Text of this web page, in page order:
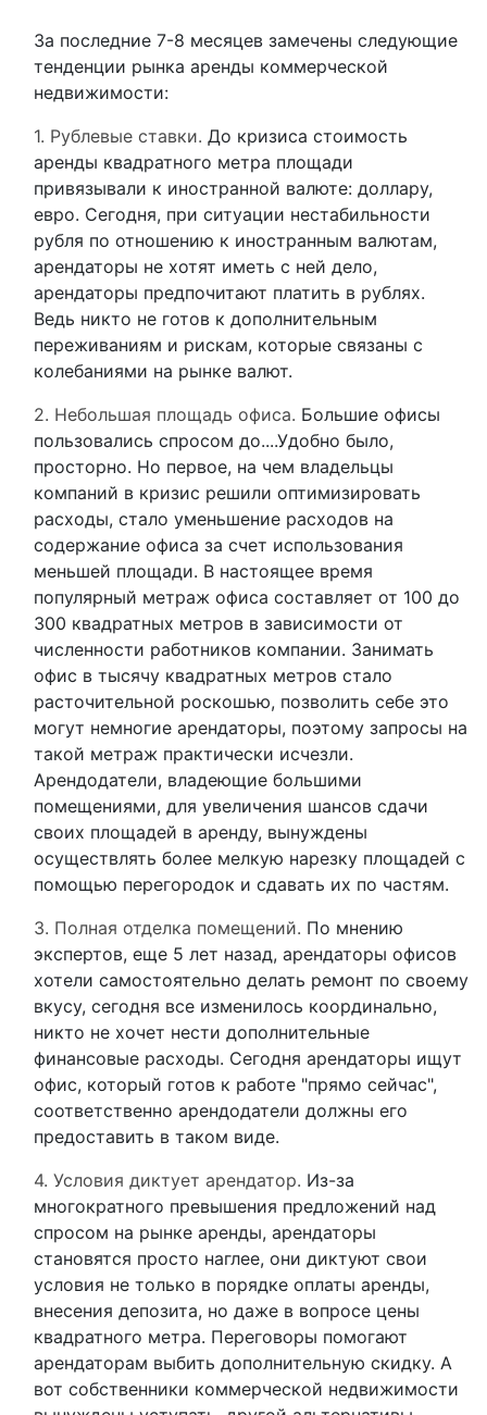
За последние 7-8 месяцев замечены следующие
тенденции рынка аренды коммерческой
недвижимости:
1. Рублевые ставки. До кризиса стоимость
аренды квадратного метра площади
привязывали к иностранной валюте: доллару,
евро. Сегодня, при ситуации нестабильности
рубля по отношению к иностранным валютам,
арендаторы не хотят иметь с ней дело,
арендаторы предпочитают платить в рублях.
Ведь никто не готов к дополнительным
переживаниям и рискам, которые связаны с
колебаниями на рынке валют.
2. Небольшая площадь офиса. Большие офисы
пользовались спросом до....Удобно было,
просторно. Но первое, на чем владельцы
компаний в кризис решили оптимизировать
расходы, стало уменьшение расходов на
содержание офиса за счет использования
меньшей площади. В настоящее время
популярный метраж офиса составляет от 100 до
300 квадратных метров в зависимости от
численности работников компании. Занимать
офис в тысячу квадратных метров стало
расточительной роскошью, позволить себе это
могут немногие арендаторы, поэтому запросы на
такой метраж практически исчезли.
Арендодатели, владеющие большими
помещениями, для увеличения шансов сдачи
своих площадей в аренду, вынуждены
осуществлять более мелкую нарезку площадей с
помощью перегородок и сдавать их по частям.
3. Полная отделка помещений. По мнению
экспертов, еще 5 лет назад, арендаторы офисов
хотели самостоятельно делать ремонт по своему
вкусу, сегодня все изменилось координально,
никто не хочет нести дополнительные
финансовые расходы. Сегодня арендаторы ищут
офис, который готов к работе "прямо сейчас",
соответственно арендодатели должны его
предоставить в таком виде.
4. Условия диктует арендатор. Из-за
многократного превышения предложений над
спросом на рынке аренды, арендаторы
становятся просто наглее, они диктуют свои
условия не только в порядке оплаты аренды,
внесения депозита, но даже в вопросе цены
квадратного метра. Переговоры помогают
арендаторам выбить дополнительную скидку. А
вот собственники коммерческой недвижимости